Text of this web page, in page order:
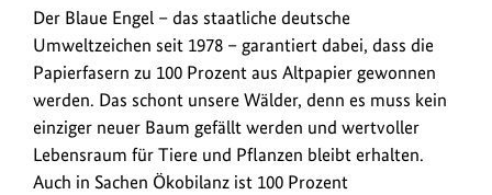
Der Blaue Engel – das staatliche deutsche
Umweltzeichen seit 1978 – garantiert dabei, dass die
Papierfasern zu 100 Prozent aus Altpapier gewonnen
werden. Das schont unsere Wälder, denn es muss kein
einziger neuer Baum gefällt werden und wertvoller
Lebensraum für Tiere und Pflanzen bleibt erhalten.
Auch in Sachen Ökobilanz ist 100 Prozent